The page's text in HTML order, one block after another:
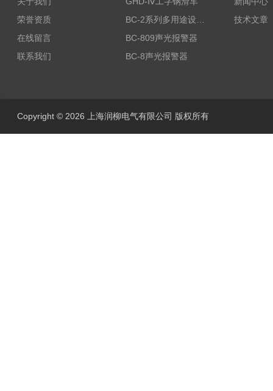
荣誉资质
在线留言
联系我们
BC-809声光报警器
BC-8声光报警器
技术文章
Copyright © 2026 上海润柳电气有限公司 版权所有